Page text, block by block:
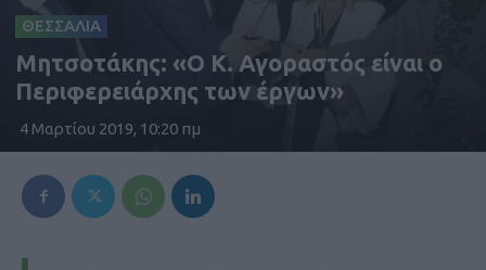
ΘΕΣΣΑΛΙΑ
Mητσοτάκης: «Ο Κ. Αγοραστός είναι ο
Περιφερειάρχης των έργων»
4 Μαρτίου 2019, 10:20 πμ